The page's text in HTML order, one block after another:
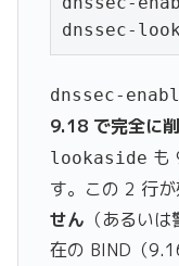
dnssec-
dnssec-
9.18 で完全に
lookaside も
す。この 2 行
せん （あるい
在の BIND（